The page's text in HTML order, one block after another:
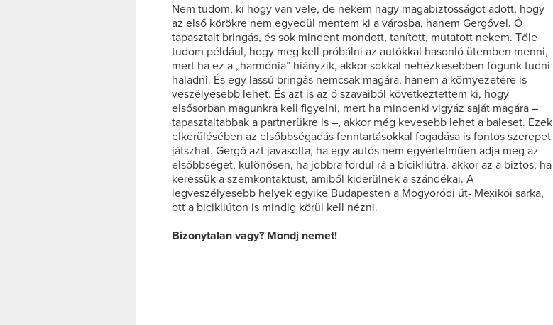
Nem tudom, ki hogy van vele, de nekem nagy magabiztosságot adott, hogy
az első körökre nem egyedül mentem ki a városba, hanem Gergővel. Ő
tapasztalt bringás, és sok mindent mondott, tanított, mutatott nekem. Tőle
tudom például, hogy meg kell próbálni az autókkal hasonló ütemben menni,
mert ha ez a „harmónia” hiányzik, akkor sokkal nehézkesebben fogunk tudni
haladni. És egy lassú bringás nemcsak magára, hanem a környezetére is
veszélyesebb lehet. És azt is az ő szavaiból következtettem ki, hogy
elsősorban magunkra kell figyelni, mert ha mindenki vigyáz saját magára –
tapasztaltabbak a partnerükre is –, akkor még kevesebb lehet a baleset. Ezek
elkerülésében az elsőbbségadás fenntartásokkal fogadása is fontos szerepet
játszhat. Gergő azt javasolta, ha egy autós nem egyértelműen adja meg az
elsőbbséget, különösen, ha jobbra fordul rá a bicikliútra, akkor az a biztos, ha
keressük a szemkontaktust, amiből kiderülnek a szándékai. A
legveszélyesebb helyek egyike Budapesten a Mogyoródi út- Mexikói sarka,
ott a bicikliúton is mindig körül kell nézni.
Bizonytalan vagy? Mondj nemet!